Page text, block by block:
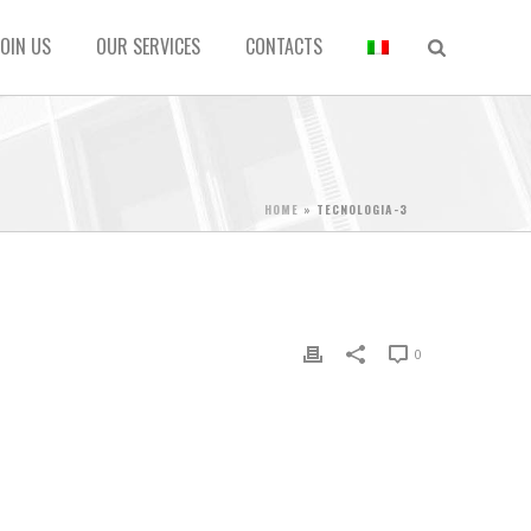
US OUR SERVICES CONTACTS
HOME » TECNOLOGIA-3
0